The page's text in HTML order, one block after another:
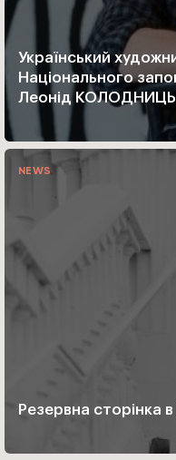
Український
Національного
Леонід
NEWS
Резервна сторінка